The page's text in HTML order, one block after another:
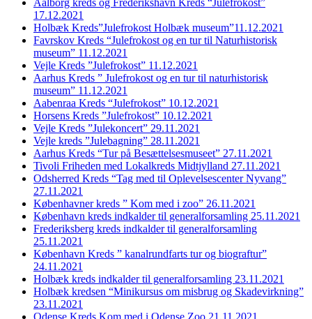
Aalborg kreds og Frederikshavn Kreds “Julefrokost”
17.12.2021
Holbæk Kreds”Julefrokost Holbæk museum”11.12.2021
Favrskov Kreds “Julefrokost og en tur til Naturhistorisk
museum” 11.12.2021
Vejle Kreds ”Julefrokost” 11.12.2021
Aarhus Kreds ” Julefrokost og en tur til naturhistorisk
museum” 11.12.2021
Aabenraa Kreds “Julefrokost” 10.12.2021
Horsens Kreds ”Julefrokost” 10.12.2021
Vejle Kreds ”Julekoncert” 29.11.2021
Vejle kreds ”Julebagning” 28.11.2021
Aarhus Kreds “Tur på Besættelsesmuseet” 27.11.2021
Tivoli Friheden med Lokalkreds Midtjylland 27.11.2021
Odsherred Kreds “Tag med til Oplevelsescenter Nyvang”
27.11.2021
Københavner kreds ” Kom med i zoo” 26.11.2021
København kreds indkalder til generalforsamling 25.11.2021
Frederiksberg kreds indkalder til generalforsamling
25.11.2021
København Kreds ” kanalrundfarts tur og biograftur”
24.11.2021
Holbæk kreds indkalder til generalforsamling 23.11.2021
Holbæk kredsen “Minikursus om misbrug og Skadevirkning”
23.11.2021